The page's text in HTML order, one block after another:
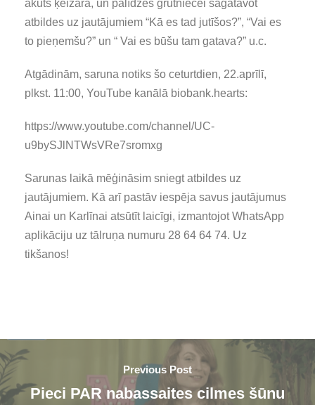
akūts ķeizara, un palīdzēs grūtniecei sagatavot
atbildes uz jautājumiem “Kā es tad jutīšos?”, “Vai es
to pieņemšu?” un “ Vai es būšu tam gatava?” u.c.
Atgādinām, saruna notiks šo ceturtdien, 22.aprīlī,
plkst. 11:00, YouTube kanālā biobank.hearts:
https://www.youtube.com/channel/UC-
u9bySJlNTWsVRe7sromxg
Sarunas laikā mēģināsim sniegt atbildes uz
jautājumiem. Kā arī pastāv iespēja savus jautājumus
Ainai un Karlīnai atsūtīt laicīgi, izmantojot WhatsApp
aplikāciju uz tālruņa numuru 28 64 64 74. Uz
tikšanos!
Previous Post
Pieci PAR nabassaites cilmes šūnu